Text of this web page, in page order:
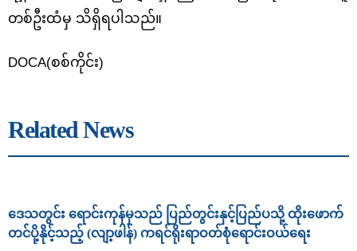
တစ်ဦးထံမှ သိရှိရပါသည်။
DOCA(စစ်ကိုင်း)
Related News
ဒေသတွင်း ရောင်းကုန်မှသည် ပြည်တွင်းနှင့်ပြည်ပသို့ ထိုးဖောက်
တင်ပို့နိုင့်သည့် (လျာ့ဖါန်) ကရင်ရိုးရာဝတ်စုံရောင်းဝယ်ရေး